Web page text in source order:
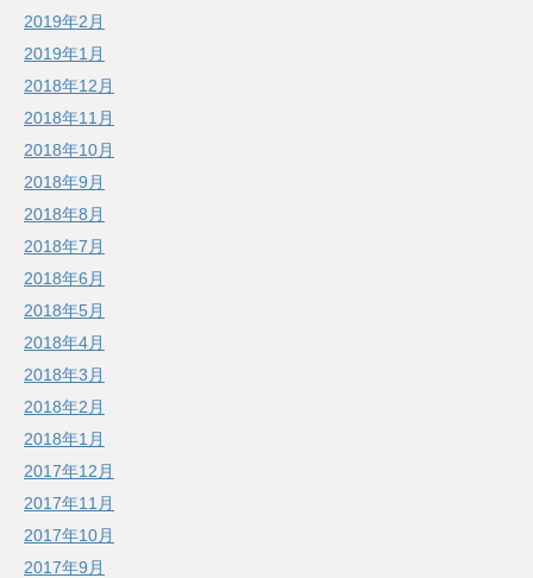
2019年2月
2019年1月
2018年12月
2018年11月
2018年10月
2018年9月
2018年8月
2018年7月
2018年6月
2018年5月
2018年4月
2018年3月
2018年2月
2018年1月
2017年12月
2017年11月
2017年10月
2017年9月